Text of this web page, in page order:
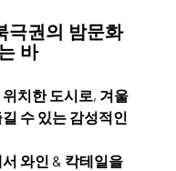
권의 밤문화
바
치한 도시로, 겨울
수 있는 감성적인
와인 & 칵테일을